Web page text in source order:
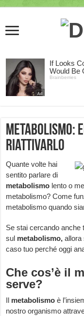
Metabolismo:
riattivarlo
Quante volte hai
sentito parlare di
metabolismo lento o
metabolismo? Come
metabolismo quando
Se stai cercando anche
sul metabolismo, allora
caso tuo perché oggi
Che cos’è il
serve?
Il metabolismo è
nostro organismo